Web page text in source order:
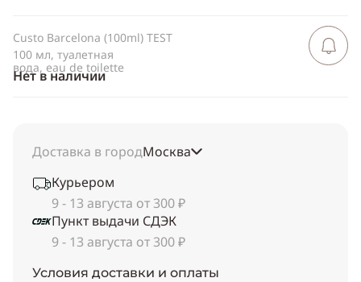
Custo Barcelona (100ml) TEST
100 мл, туалетная
вода, eau de toilette
Нет в наличии
Сообщить
Доставка в городМосква
Курьером
9 - 13 августа от 300 ₽
Пункт выдачи СДЭК
9 - 13 августа от 300 ₽
Условия доставки и оплаты